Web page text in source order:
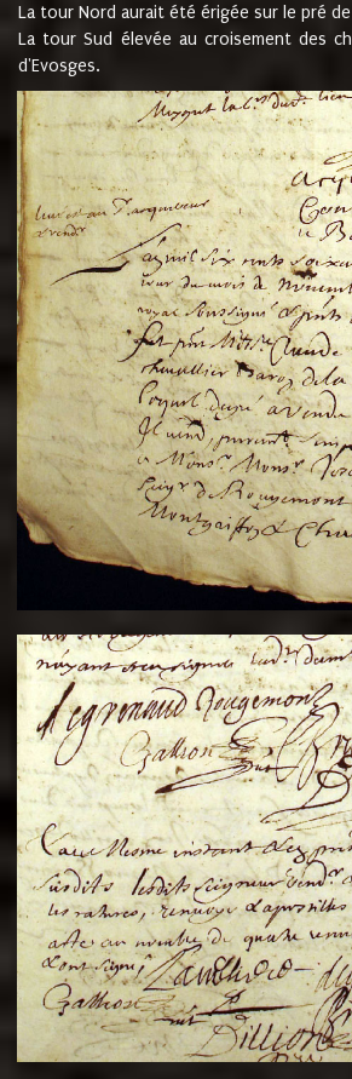
La tour Nord aurait été érigée sur le pré
La tour Sud élevée au croisement des
d'Evosges.